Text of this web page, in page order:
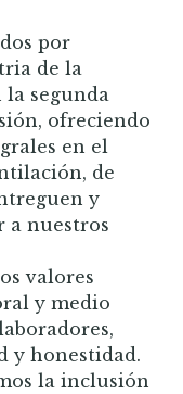
por
de la
segunda
ofreciendo
en el
de
y
a nuestros
valores
y medio
y honestidad.
la inclusión